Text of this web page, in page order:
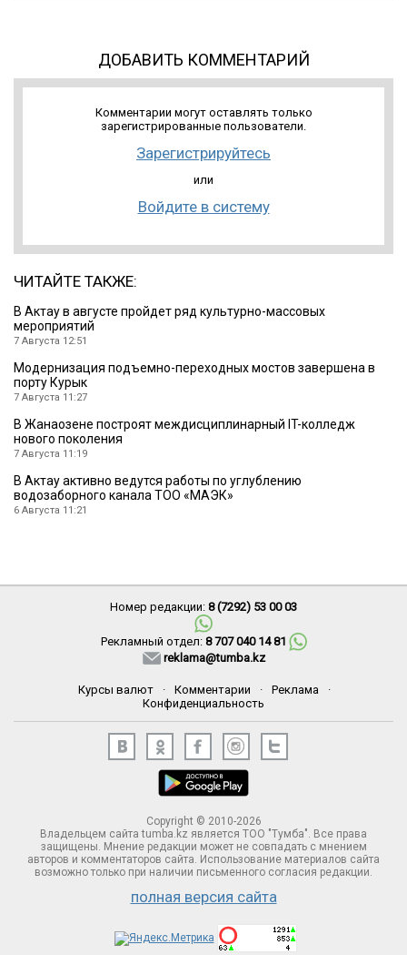
ДОБАВИТЬ КОММЕНТАРИЙ
Комментарии могут оставлять только
зарегистрированные пользователи.
Зарегистрируйтесь
или
Войдите в систему
ЧИТАЙТЕ ТАКЖЕ:
В Актау в августе пройдет ряд культурно-массовых
мероприятий
7 Августа 12:51
Модернизация подъемно-переходных мостов завершена в
порту Курык
7 Августа 11:27
В Жанаозене построят междисциплинарный IT-колледж
нового поколения
7 Августа 11:19
В Актау активно ведутся работы по углублению
водозаборного канала ТОО «МАЭК»
6 Августа 11:21
Номер редакции: 8 (7292) 53 00 03
Рекламный отдел: 8 707 040 14 81
reklama@tumba.kz
Курсы валют · Комментарии · Реклама
·
Конфиденциальность
Copyright © 2010-2026
Владельцем сайта tumba.kz является ТОО "Тумба". Все права
защищены. Мнение редакции может не совпадать с мнением
авторов и комментаторов сайта. Использование материалов сайта
возможно только при наличии письменного согласия редакции.
полная версия сайта